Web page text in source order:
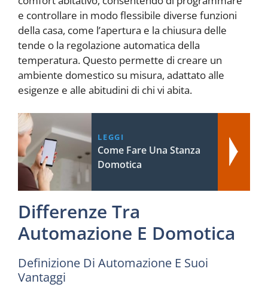
e controllare in modo flessibile diverse funzioni
della casa, come l’apertura e la chiusura delle
tende o la regolazione automatica della
temperatura. Questo permette di creare un
ambiente domestico su misura, adattato alle
esigenze e alle abitudini di chi vi abita.
LEGGI
Come Fare Una Stanza
Domotica
Differenze Tra
Automazione E Domotica
Definizione Di Automazione E Suoi
Vantaggi